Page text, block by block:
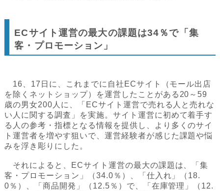
ECサイト運営の最大の課題は34％で「集
客・プロモーション」
16、17日に、これまでに自社ECサイト（モール出店
を除くネットショップ）を運営したことがある20～59
歳の男女200人に、「ECサイト運営で売れる人と売れな
い人に関する調査」を実施。サイト運営に初めて着手す
る人の参考・指標となる情報を提供し、より多くのサイ
ト運営者を増やす狙いで、運営経験者が感じた課題や悩
みを浮き彫りにした。
それによると、ECサイト運営の最大の課題は、「集
客・プロモーション」（34.0％）、「仕入れ」（18.
0％）、「商品開発」（12.5％）で、「在庫管理」（12.